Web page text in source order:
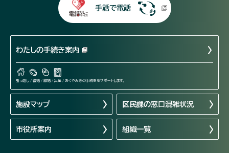
手話で電話
わたしの手続き案内
引っ越し / 結婚 / 離婚 / 出産 / おくやみ等の手続きをサポートします。
施設マップ 区民課の窓口混雑状況
市役所案内 組織一覧